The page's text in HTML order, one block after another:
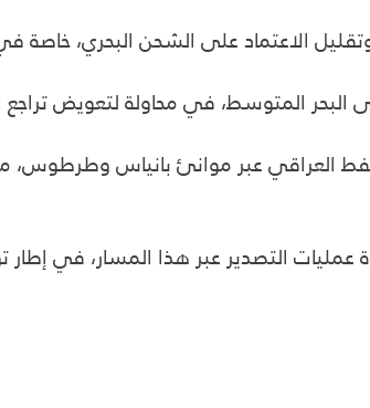
الاعتماد على الشحن البحري،
البحر المتوسط، في محاولة لتعويض تراجع
العراقي عبر موانئ بانياس وطرطوس،
التصدير عبر هذا المسار، في